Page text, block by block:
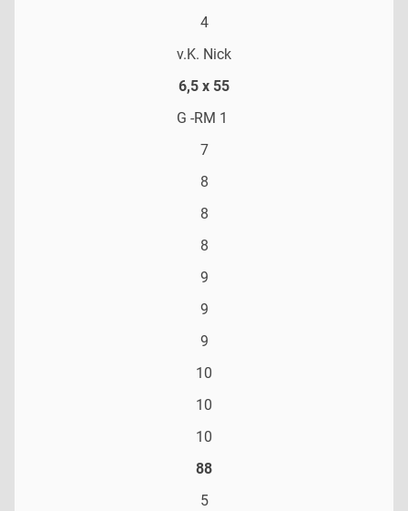
4
v.K. Nick
6,5 x 55
G -RM 1
7
8
8
8
9
9
9
10
10
10
88
5